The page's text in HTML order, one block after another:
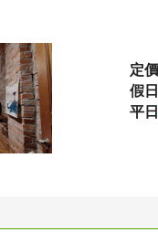
定價
假日
平日